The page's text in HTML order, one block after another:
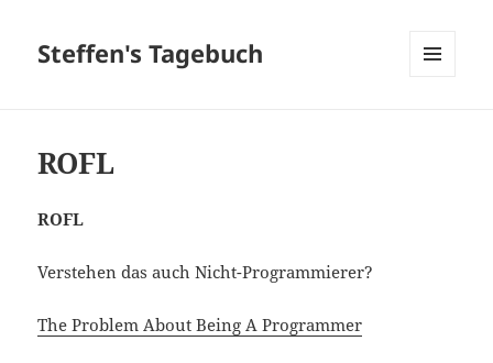
Steffen's Tagebuch
ROFL
ROFL
Verstehen das auch Nicht-Programmierer?
The Problem About Being A Programmer